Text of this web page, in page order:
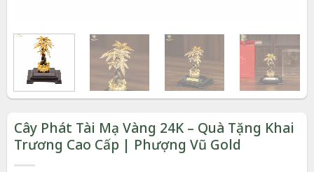
Cây Phát Tài Mạ Vàng 24K – Quà Tặng Khai
Trương Cao Cấp | Phượng Vũ Gold